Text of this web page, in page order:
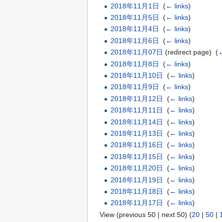
2018年11月1日
‎(← links)
2018年11月5日
‎(← links)
2018年11月4日
‎(← links)
2018年11月6日
‎(← links)
2018年11月07日 (redirect page) ‎(
2018年11月8日
‎(← links)
2018年11月10日
‎(← links)
2018年11月9日
‎(← links)
2018年11月12日
‎(← links)
2018年11月11日
‎(← links)
2018年11月14日
‎(← links)
2018年11月13日
‎(← links)
2018年11月16日
‎(← links)
2018年11月15日
‎(← links)
2018年11月20日
‎(← links)
2018年11月19日
‎(← links)
2018年11月18日
‎(← links)
2018年11月17日
‎(← links)
View (previous 50 | next 50) (20 | 50 |